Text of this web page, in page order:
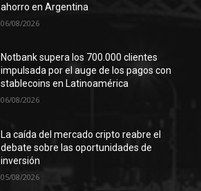
ahorro en Argentina
06/08/2026
Notbank supera los 700.000 clientes
impulsada por el auge de los pagos con
stablecoins en Latinoamérica
06/08/2026
La caída del mercado cripto reabre el
debate sobre las oportunidades de
inversión
05/08/2026